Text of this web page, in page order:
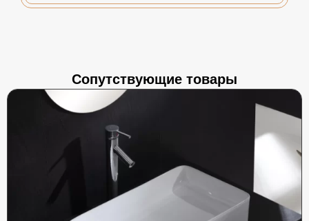
Сопутствующие товары